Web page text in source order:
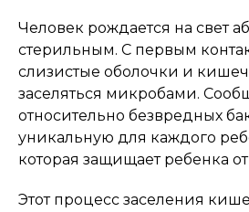
Человек рождается на свет
стерильным. С первым
слизистые оболочки и
заселяться микробами.
относительно безвредных
уникальную для каждого
которая защищает ребенка
Этот процесс заселения